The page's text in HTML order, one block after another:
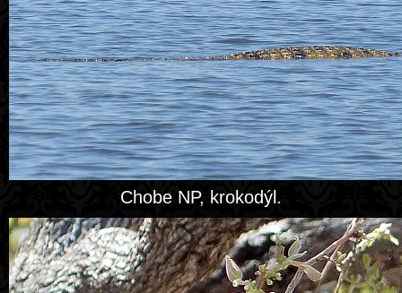
Chobe NP, krokodýl.